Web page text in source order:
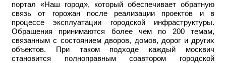
портал «Наш город», который обеспечивает обратную
связь от горожан после реализации проектов и в
процессе эксплуатации городской инфраструктуры.
Обращения принимаются более чем по 200 темам,
связанным с состоянием дворов, домов, дорог и других
объектов. При таком подходе каждый москвич
становится полноправным соавтором городской